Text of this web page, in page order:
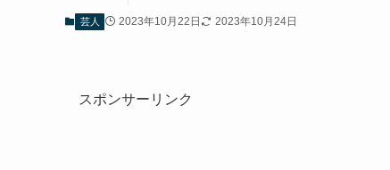
芸人 2023年10月22日 2023年10月24日
スポンサーリンク